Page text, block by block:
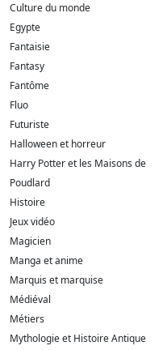
Culture du monde
Egypte
Fantaisie
Fantasy
Fantôme
Fluo
Futuriste
Halloween et horreur
Harry Potter et les Maisons de
Poudlard
Histoire
Jeux vidéo
Magicien
Manga et anime
Marquis et marquise
Médiéval
Métiers
Mythologie et Histoire Antique